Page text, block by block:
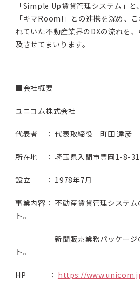
「Simple Up賃貸管理システム」と
「キマRoom!」との連携を深め、
れていた不動産業界のDXの流れを
及させてまいります。
■会社概要
ユニコム株式会社
代表者 ： 代表取締役 町田 達彦
所在地 ： 埼玉県入間市豊岡1-8-
設立 ： 1978年7月
事業内容： 不動産賃貸管理システ
ト。
新聞販売業務パッケージの
ト。
HP ： https://